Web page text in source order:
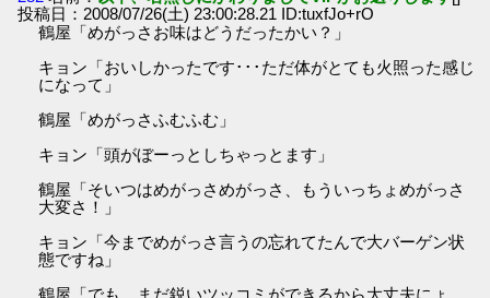
投稿日：2008/07/26(土) 23:00:28.21 ID:tuxfJo+rO
鶴屋「めがっさお味はどうだったかい？」
キョン「おいしかったです･･･ただ体がとても火照った感じ
になって」
鶴屋「めがっさふむふむ」
キョン「頭がぼーっとしちゃっとます」
鶴屋「そいつはめがっさめがっさ、もういっちょめがっさ
大変さ！」
キョン「今までめがっさ言うの忘れてたんで大バーゲン状
態ですね」